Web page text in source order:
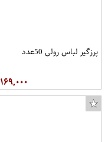
پرزگیر لباس رولی 50عدد
۱۶۹,۰۰۰